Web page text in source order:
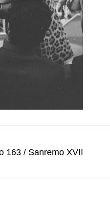
163 / Sanremo XVII